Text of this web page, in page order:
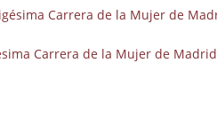
Carrera de la Mujer de Madrid